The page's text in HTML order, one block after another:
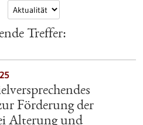
Treffer:
Förderung der
Alterung und